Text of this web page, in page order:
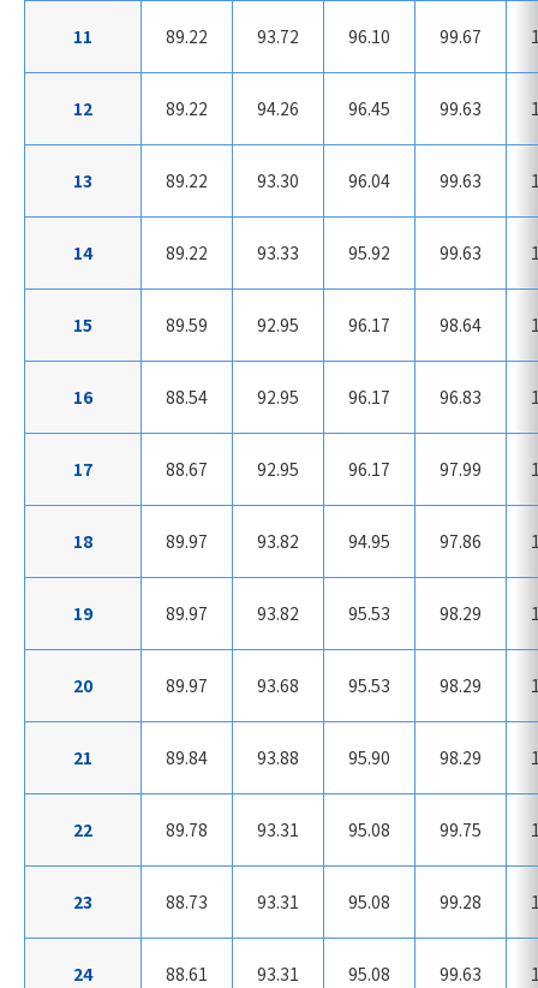
11 89.22 93.72 96.10 99.67
12 89.22 94.26 96.45 99.63
13 89.22 93.30 96.04 99.63
14 89.22 93.33 95.92 99.63
15 89.59 92.95 96.17 98.64
16 88.54 92.95 96.17 96.83
17 88.67 92.95 96.17 97.99
18 89.97 93.82 94.95 97.86
19 89.97 93.82 95.53 98.29
20 89.97 93.68 95.53 98.29
21 89.84 93.88 95.90 98.29
22 89.78 93.31 95.08 99.75
23 88.73 93.31 95.08 99.28
24 88.61 93.31 95.08 99.63